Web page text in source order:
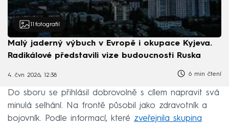
11 fotografií
Malý jaderný výbuch v Evropě i okupace Kyjeva.
Radikálové představili vize budoucnosti Ruska
4. čvn 2026, 12:38 6 min čtení
Do sboru se přihlásil dobrovolně s cílem napravit svá
minulá selhání. Na frontě působil jako zdravotník a
bojovník. Podle informací, které zveřejnila skupina